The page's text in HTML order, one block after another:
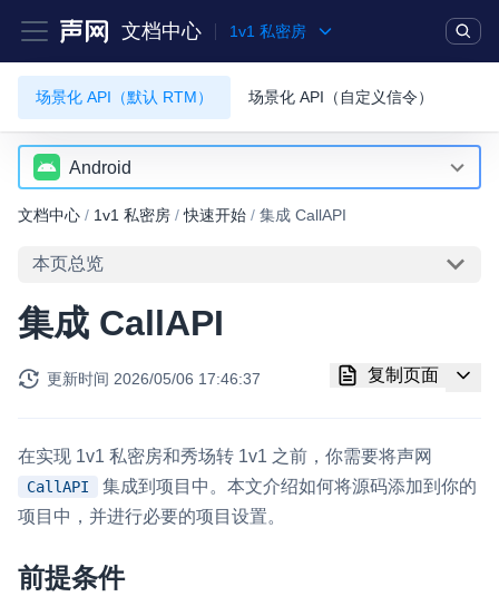
文档中心 1v1 私密房
产品 解决方案 通用文档 Legacy 文档
实时互动基础能力
对话式 AI 引擎 NEW HOT
突破传统文字交互模式，与 AI 进行高拟真、自然流畅的实时语
音对话
实时互动 HOT
扩展性和更优秀的互动效果
一整套低延时、高并发、可扩展、高可靠的实时消息及状态同步
解决方案
即时通讯 IM
务。
场景化 API（默认 RTM） 场景化 API（自定义信令）
Android
Android
iOS
文档中心 / 1v1 私密房 / 快速开始 / 集成 CallAPI
本页总览
集成 CallAPI
更新时间 2026/05/06 17:46:37 复制页面
在实现 1v1 私密房和秀场转 1v1 之前，你需要将声网
CallAPI
集成到项目中。本文介绍如何将源码添加到你的
项目中，并进行必要的项目设置。
前提条件